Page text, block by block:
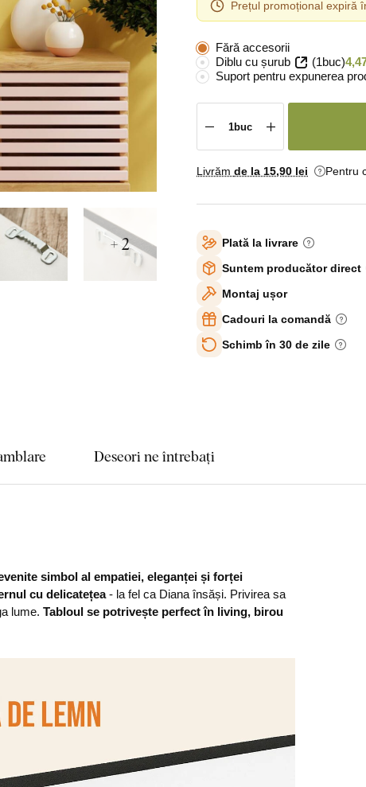
+ 2
Prețul promoțional expiră
Fără accesorii
Diblu cu șurub
(1buc)
Suport pentru expunerea
Livrăm de la 15,90 lei Pentru
Plată la livrare
Suntem producător direct
Montaj ușor
Cadouri la comandă
Schimb în 30 de zile
Deseori ne întrebați
simbol al empatiei, eleganței și forței
cu delicatețea- la fel ca Diana însăși. Privirea sa
lume. Tabloul se potrivește perfect în living, birou